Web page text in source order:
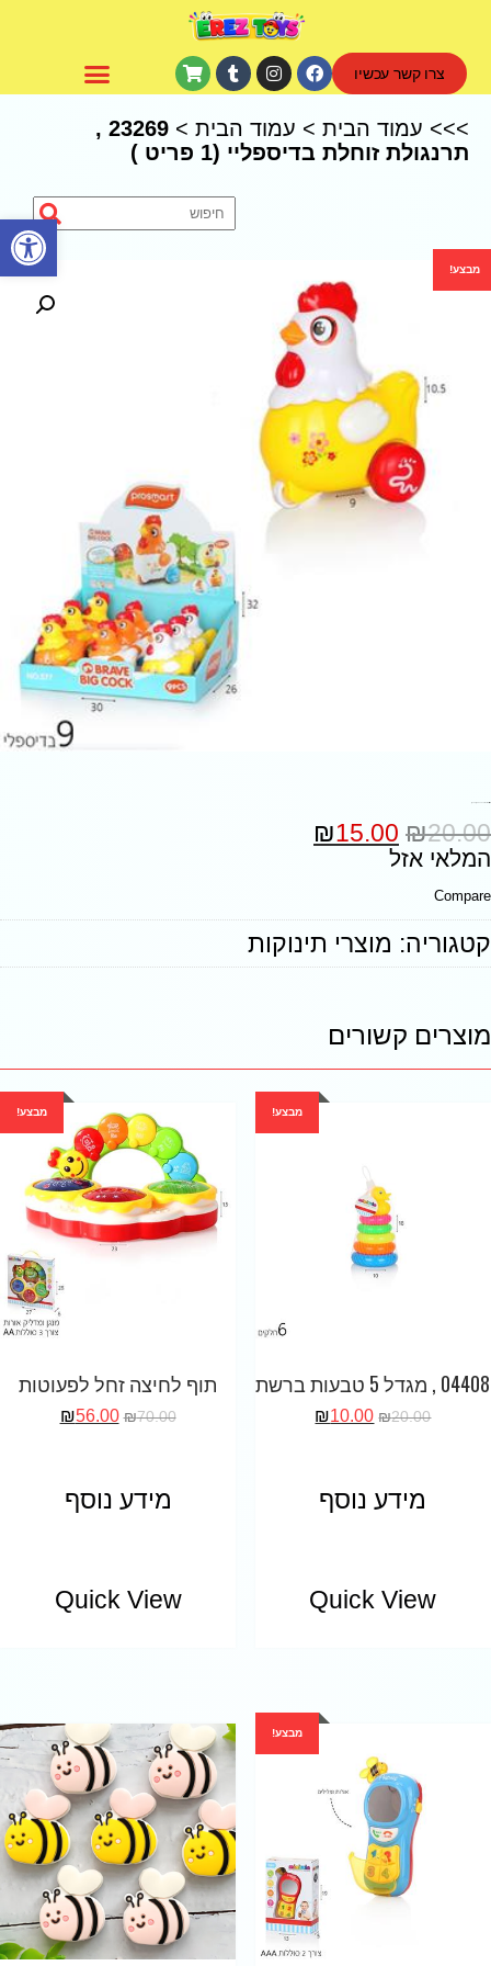
פתח סרגל נגישות
צרו קשר עכשיו
>>> עמוד הבית > עמוד הבית >
23269 ,
תרנגולת זוחלת בדיספליי (1 פריט )
מבצע!
₪20.00
₪15.00
המלאי אזל
Compare
קטגוריה: מוצרי תינוקות
מוצרים קשורים
מבצע!
04408 , מגדל 5 טבעות ברשת
₪20.00
₪10.00
מידע נוסף
Quick View
מבצע!
תוף לחיצה זחל לפעוטות
₪70.00
₪56.00
מידע נוסף
Quick View
מבצע!